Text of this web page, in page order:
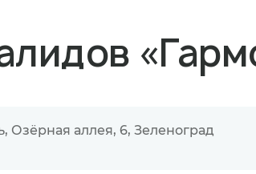
Озёрная аллея, 6, Зеленоград